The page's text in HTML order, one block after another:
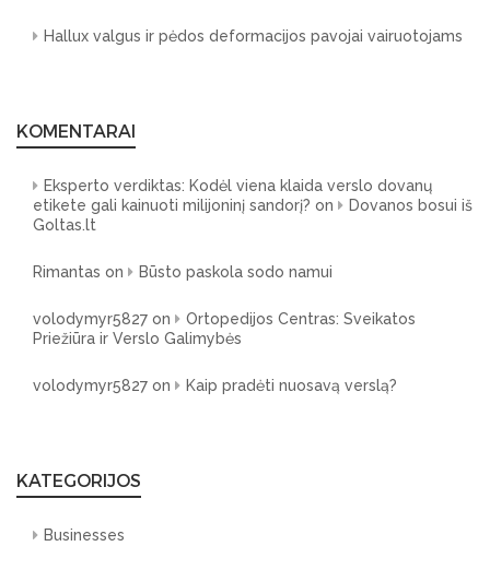
Hallux valgus ir pėdos deformacijos pavojai vairuotojams
KOMENTARAI
Eksperto verdiktas: Kodėl viena klaida verslo dovanų
etikete gali kainuoti milijoninį sandorį? on
Dovanos bosui iš
Goltas.lt
Rimantas on Būsto paskola sodo namui
volodymyr5827 on
Ortopedijos Centras: Sveikatos
Priežiūra ir Verslo Galimybės
volodymyr5827 on Kaip pradėti nuosavą verslą?
KATEGORIJOS
Businesses